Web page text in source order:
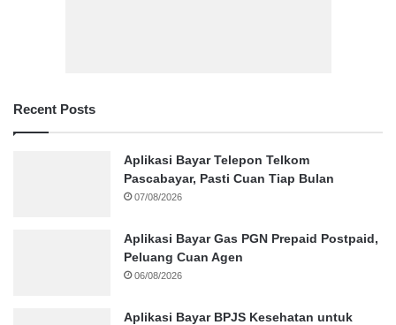
Recent Posts
Aplikasi Bayar Telepon Telkom
Pascabayar, Pasti Cuan Tiap Bulan
07/08/2026
Aplikasi Bayar Gas PGN Prepaid Postpaid,
Peluang Cuan Agen
06/08/2026
Aplikasi Bayar BPJS Kesehatan untuk